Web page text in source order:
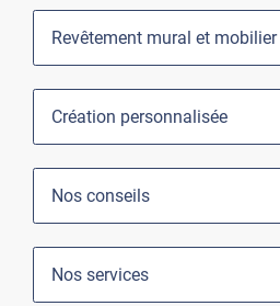
Revêtement mural et mobilier
Création personnalisée
Nos conseils
Nos services